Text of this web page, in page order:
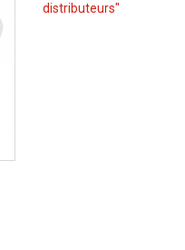
distributeurs"